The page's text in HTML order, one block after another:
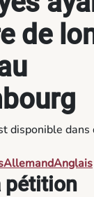
de
disponible dans
AllemandAnglais
pétition